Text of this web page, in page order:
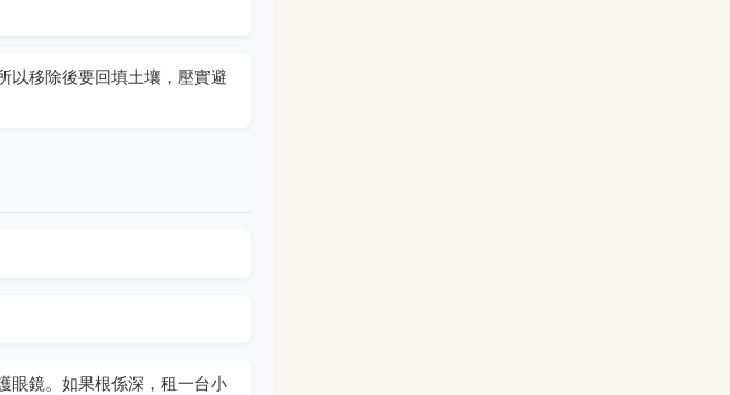
以移除後要回填土壤，壓實避
眼鏡。如果根係深，租一台小